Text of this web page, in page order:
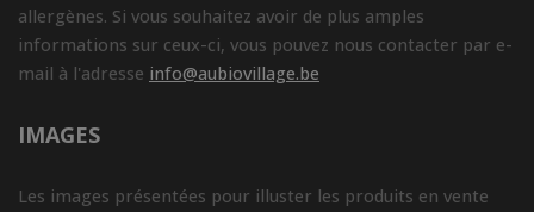
allergènes. Si vous souhaitez avoir de plus amples
informations sur ceux-ci, vous pouvez nous contacter par e-
mail à l'adresse info@aubiovillage.be
IMAGES
Les images présentées pour illuster les produits en vente